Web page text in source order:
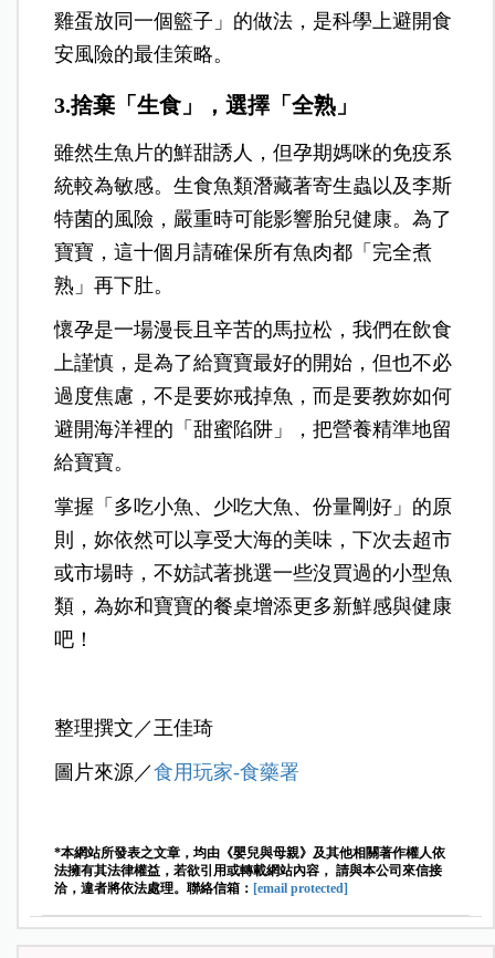
雞蛋放同一個籃子」的做法，是科學上避開食
安風險的最佳策略。
3.捨棄「生食」，選擇「全熟」
雖然生魚片的鮮甜誘人，但孕期媽咪的免疫系
統較為敏感。生食魚類潛藏著寄生蟲以及李斯
特菌的風險，嚴重時可能影響胎兒健康。為了
寶寶，這十個月請確保所有魚肉都「完全煮
熟」再下肚。
懷孕是一場漫長且辛苦的馬拉松，我們在飲食
上謹慎，是為了給寶寶最好的開始，但也不必
過度焦慮，不是要妳戒掉魚，而是要教妳如何
避開海洋裡的「甜蜜陷阱」，把營養精準地留
給寶寶。
掌握「多吃小魚、少吃大魚、份量剛好」的原
則，妳依然可以享受大海的美味，下次去超市
或市場時，不妨試著挑選一些沒買過的小型魚
類，為妳和寶寶的餐桌增添更多新鮮感與健康
吧！
整理撰文／王佳琦
圖片來源／食用玩家-食藥署
*本網站所發表之文章，均由《嬰兒與母親》及其他相關著作權人依
法擁有其法律權益，若欲引用或轉載網站內容， 請與本公司來信接
洽，違者將依法處理。聯絡信箱： [email protected]